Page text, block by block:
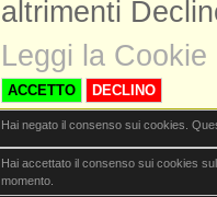
altrimenti
Leggi la Cookie
ACCETTO DECLINO
Hai negato il consenso sui cookies.
Hai accettato il consenso sui cookies
momento.